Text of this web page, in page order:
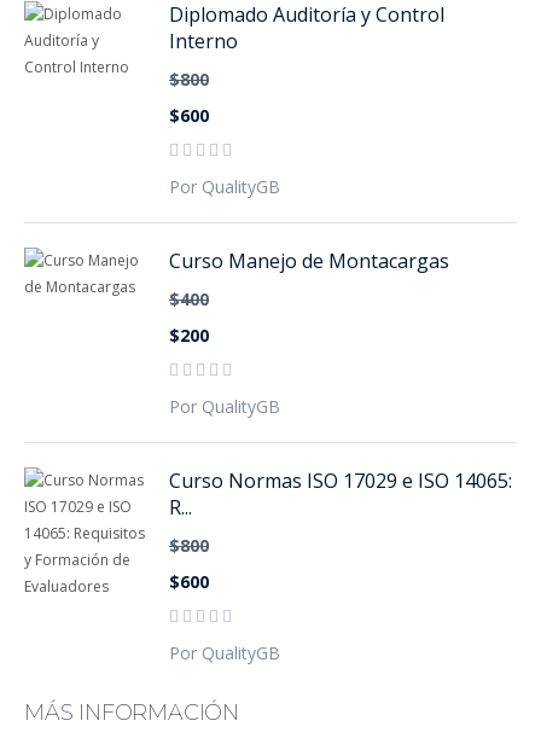
Diplomado Auditoría y Control
Interno
$800
$600
Por QualityGB
Curso Manejo de Montacargas
$400
$200
Por QualityGB
Curso Normas ISO 17029 e ISO 14065:
R...
$800
$600
Por QualityGB
MÁS INFORMACIÓN